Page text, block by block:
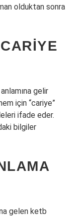
olduktan sonra
gelir
için “cariye”
ifade eder.
bilgiler
gelen ketb